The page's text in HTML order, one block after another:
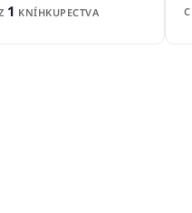
1 KNÍHKUPECTVA